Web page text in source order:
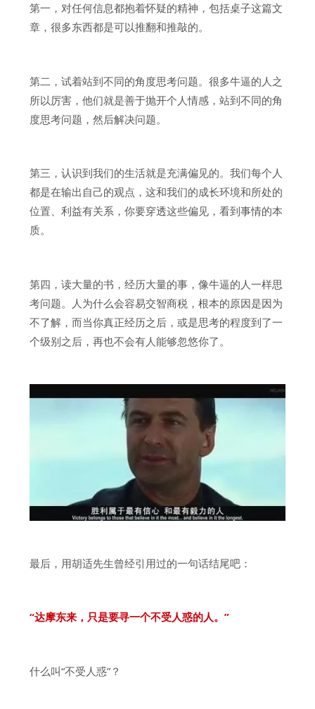
第一，对任何信息都抱着怀疑的精神，包括桌子这篇文
章，很多东西都是可以推翻和推敲的。
第二，试着站到不同的角度思考问题。很多牛逼的人之
所以厉害，他们就是善于抛开个人情感，站到不同的角
度思考问题，然后解决问题。
第三，认识到我们的生活就是充满偏见的。我们每个人
都是在输出自己的观点，这和我们的成长环境和所处的
位置、利益有关系，你要穿透这些偏见，看到事情的本
质。
第四，读大量的书，经历大量的事，像牛逼的人一样思
考问题。人为什么会容易交智商税，根本的原因是因为
不了解，而当你真正经历之后，或是思考的程度到了一
个级别之后，再也不会有人能够忽悠你了。
最后，用胡适先生曾经引用过的一句话结尾吧：
“达摩东来，只是要寻一个不受人惑的人。”
什么叫“不受人惑”？